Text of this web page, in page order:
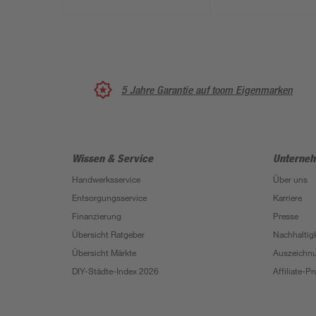
5 Jahre Garantie auf toom Eigenmarken
Wissen & Service
Handwerksservice
Entsorgungsservice
Finanzierung
Übersicht Ratgeber
Übersicht Märkte
DIY-Städte-Index 2026
Über uns
Karriere
Presse
Affiliate-